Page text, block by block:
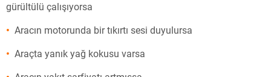
gürültülü çalışıyorsa
Aracın motorunda bir tıkırtı sesi duyulursa
Araçta yanık yağ kokusu varsa